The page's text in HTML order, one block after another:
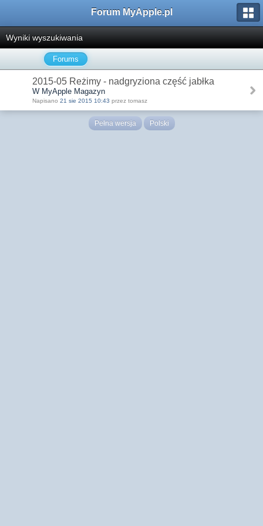
Forum MyApple.pl
Wyniki wyszukiwania
Forums
2015-05 Reżimy - nadgryziona część jabłka
W MyApple Magazyn
Napisano 21 sie 2015 10:43 przez tomasz
Pełna wersja Polski